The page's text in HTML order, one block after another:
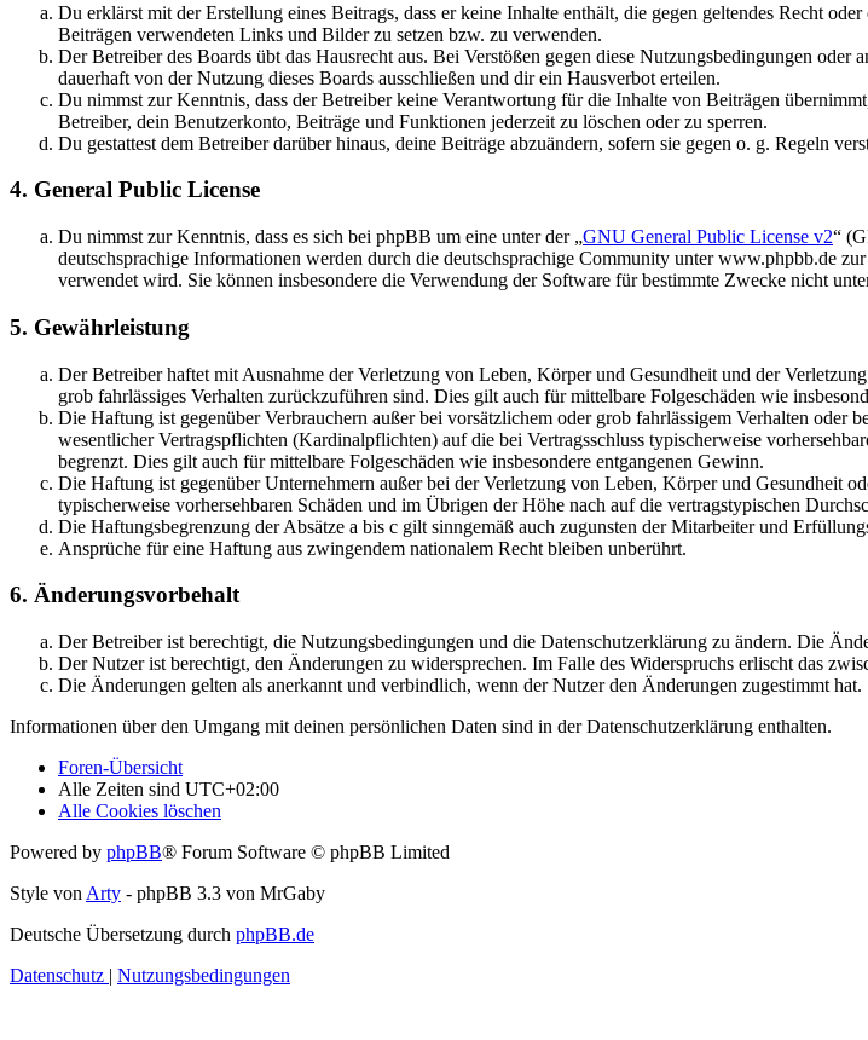
Du erklärst mit der Erstellung eines Beitrags, dass er keine Inhalte enthält, die gegen geltendes Recht
Beiträgen verwendeten Links und Bilder zu setzen bzw. zu verwenden.
Der Betreiber des Boards übt das Hausrecht aus. Bei Verstößen gegen diese Nutzungsbedingungen
dauerhaft von der Nutzung dieses Boards ausschließen und dir ein Hausverbot erteilen.
Du nimmst zur Kenntnis, dass der Betreiber keine Verantwortung für die Inhalte von Beiträgen
Betreiber, dein Benutzerkonto, Beiträge und Funktionen jederzeit zu löschen oder zu sperren.
Du gestattest dem Betreiber darüber hinaus, deine Beiträge abzuändern, sofern sie gegen o. g. Regeln
4. General Public License
Du nimmst zur Kenntnis, dass es sich bei phpBB um eine unter der „GNU General Public License v2“
deutschsprachige Informationen werden durch die deutschsprachige Community unter www.phpbb.de
verwendet wird. Sie können insbesondere die Verwendung der Software für bestimmte Zwecke nicht
5. Gewährleistung
Der Betreiber haftet mit Ausnahme der Verletzung von Leben, Körper und Gesundheit und der
grob fahrlässiges Verhalten zurückzuführen sind. Dies gilt auch für mittelbare Folgeschäden wie
Die Haftung ist gegenüber Verbrauchern außer bei vorsätzlichem oder grob fahrlässigem Verhalten
wesentlicher Vertragspflichten (Kardinalpflichten) auf die bei Vertragsschluss typischerweise
begrenzt. Dies gilt auch für mittelbare Folgeschäden wie insbesondere entgangenen Gewinn.
Die Haftung ist gegenüber Unternehmern außer bei der Verletzung von Leben, Körper und Gesundheit
typischerweise vorhersehbaren Schäden und im Übrigen der Höhe nach auf die vertragstypischen
Die Haftungsbegrenzung der Absätze a bis c gilt sinngemäß auch zugunsten der Mitarbeiter und
Ansprüche für eine Haftung aus zwingendem nationalem Recht bleiben unberührt.
6. Änderungsvorbehalt
Der Betreiber ist berechtigt, die Nutzungsbedingungen und die Datenschutzerklärung zu ändern. Die
Der Nutzer ist berechtigt, den Änderungen zu widersprechen. Im Falle des Widerspruchs erlischt das
Die Änderungen gelten als anerkannt und verbindlich, wenn der Nutzer den Änderungen zugestimmt hat.
Informationen über den Umgang mit deinen persönlichen Daten sind in der Datenschutzerklärung enthalten.
Foren-Übersicht
Alle Zeiten sind UTC+02:00
Alle Cookies löschen
Powered by phpBB® Forum Software © phpBB Limited
Style von Arty - phpBB 3.3 von MrGaby
Deutsche Übersetzung durch phpBB.de
Datenschutz | Nutzungsbedingungen